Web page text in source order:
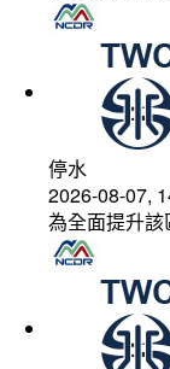
停水
2026-08-07,
為全面提升